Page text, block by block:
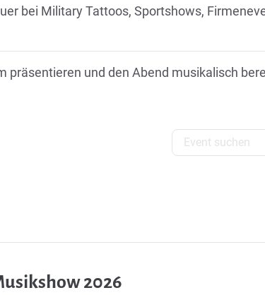
bei Military Tattoos, Sportshows,
präsentieren und den Abend musikalisch
2026